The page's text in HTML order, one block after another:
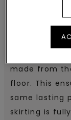
made from
floor. This
same lasting
skirting is